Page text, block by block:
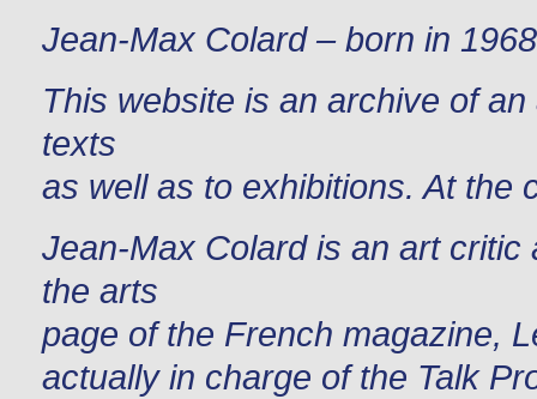
Jean-Max Colard – born in
This website is an archive of
texts
as well as to exhibitions. At
Jean-Max Colard is an art
the arts
page of the French magazine,
actually in charge of the Talk